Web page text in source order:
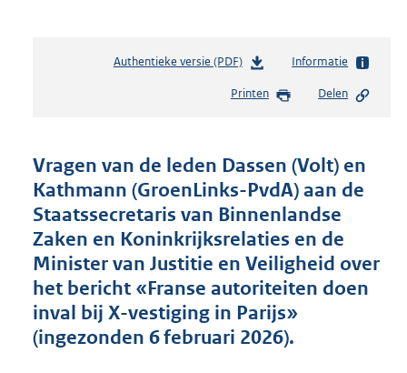
Authentieke versie (PDF)b
s
d
s
g
r
o
t
t
e
:
Informatie
Printen Delen
Vragen van de leden Dassen (Volt) en
Kathmann (GroenLinks-PvdA) aan de
Staatssecretaris van Binnenlandse
Zaken en Koninkrijksrelaties en de
Minister van Justitie en Veiligheid over
het bericht «Franse autoriteiten doen
inval bij X-vestiging in Parijs»
(ingezonden 6 februari 2026).